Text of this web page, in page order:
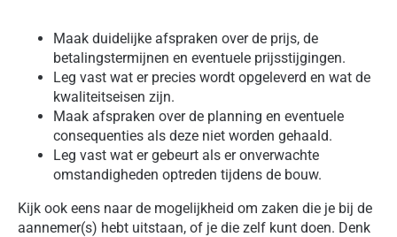
Maak duidelijke afspraken over de prijs, de
betalingstermijnen en eventuele prijsstijgingen.
Leg vast wat er precies wordt opgeleverd en wat de
kwaliteitseisen zijn.
Maak afspraken over de planning en eventuele
consequenties als deze niet worden gehaald.
Leg vast wat er gebeurt als er onverwachte
omstandigheden optreden tijdens de bouw.
Kijk ook eens naar de mogelijkheid om zaken die je bij de
aannemer(s) hebt uitstaan, of je die zelf kunt doen. Denk